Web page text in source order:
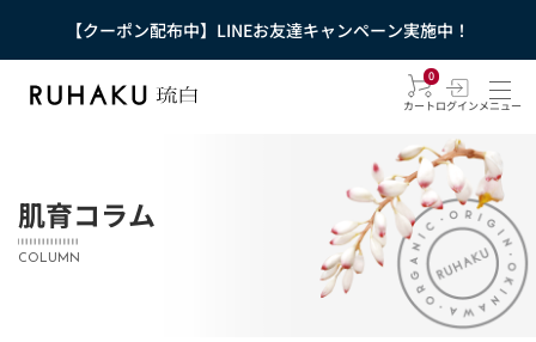
【クーポン配布中】LINEお友達キャンペーン実施中！
0
カートログインメニュー
肌育コラム
COLUMN